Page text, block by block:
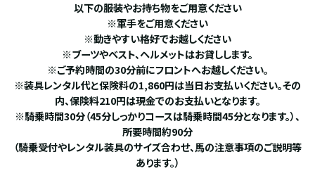
以下の服装やお持ち物をご用意ください
※軍手をご用意ください
※動きやすい格好でお越しください
※ブーツやベスト、ヘルメットはお貸しします。
※ご予約時間の30分前にフロントへお越しください。
※装具レンタル代と保険料の1,860円は当日お支払いください。その
内、保険料210円は現金でのお支払いとなります。
※騎乗時間30分（45分しっかりコースは騎乗時間45分となります。）、
所要時間約90分
（騎乗受付やレンタル装具のサイズ合わせ、馬の注意事項のご説明等
あります。）